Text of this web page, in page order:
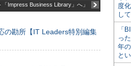
Impress Business Library」へ」
の勘所【IT Leaders特別編集
度
し
「
っ
年
と